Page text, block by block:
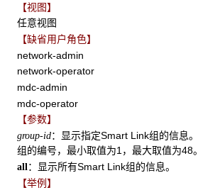
【视图】
任意视图
【缺省用户角色】
network-admin
network-operator
mdc-admin
mdc-operator
【参数】
group-id：显示指定Smart Link组的信息。
组的编号，最小取值为1，最大取值为48。
all ：显示所有Smart Link组的信息。
【举例】